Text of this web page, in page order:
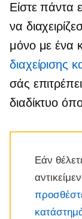
Είστε πάντα
να
μόνο με ένα
διαχείρισης
σάς
διαδίκτυο
Εάν